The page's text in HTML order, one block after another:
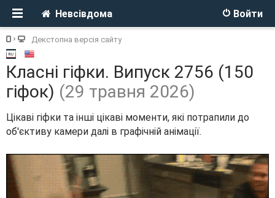
Войти
Невсівдома
Декстопна версія сайту
Класні гіфки. Випуск 2756 (150
гіфок) (29 травня 2026)
Цікаві гіфки та інші цікаві моменти, які потрапили до
об'єктиву камери далі в графічній анімації.